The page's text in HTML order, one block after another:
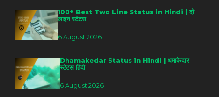
100+ Best Two Line Status in Hindi | दो
लाइन स्टेटस
6 August 2026
Dhamakedar Status in Hindi | धमाकेदार
स्टेटस हिंदी
6 August 2026